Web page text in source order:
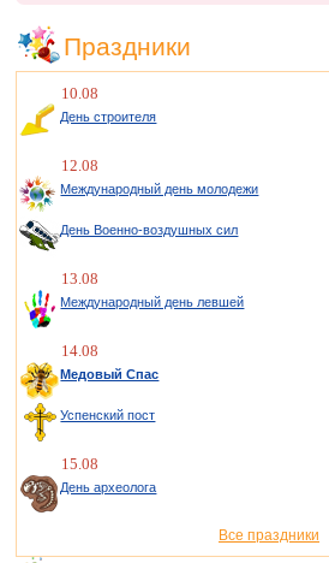
Праздники
10.08
День строителя
12.08
Международный день молодежи
День Военно-воздушных сил
13.08
Международный день левшей
14.08
Медовый Спас
Успенский пост
15.08
День археолога
Все праздники